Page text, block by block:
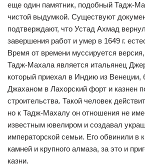
еще один памятник, подобный Тадж-
чистой выдумкой. Существуют
подтверждают, что Устад Ахмад
завершения работ и умер в 1649 г.
Время от времени муссируется
Тадж-Махала является итальянец
который приехал в Индию из
Джаханом в Лахорский форт и казнен
строительства. Такой человек
но к Тадж-Махалу он отношения не
известным ювелиром и создавал
императорской семьи. Его обвинили в
камней и крупного алмаза, за это и
казни.